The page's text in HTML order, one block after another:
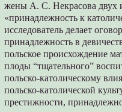
жены А. С. Некрасова двух
«принадлежность к
исследователь делает
принадлежность в
польское происхождение
плоды “тщательного”
польско-католическому
польско-католической
престижности,